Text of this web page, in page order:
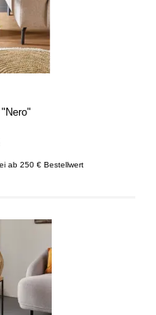
ab 250 € Bestellwert